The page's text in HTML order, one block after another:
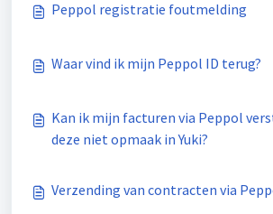
Peppol registratie foutmelding
Waar vind ik mijn Peppol ID terug?
Kan ik mijn facturen via Peppol
deze niet opmaak in Yuki?
Verzending van contracten via